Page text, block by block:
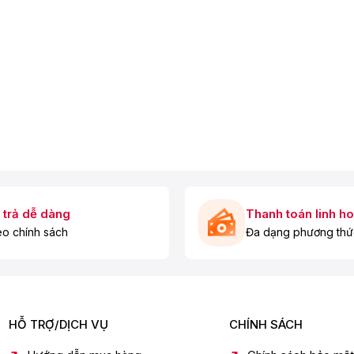
diệt đồng thời nhiều loại vi sinh vật và vi khuẩn gây bệnh độc
chứa.
dễ dàng
chính sách
Thanh toán linh
Đa dạng phương
HỖ TRỢ/DỊCH VỤ CHÍNH SÁCH